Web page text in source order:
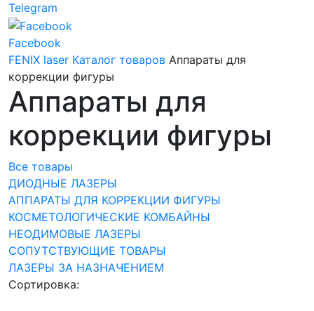
Telegram
Facebook
FENIX laser Каталог товаров Аппараты для
коррекции фигуры
Аппараты для
коррекции фигуры
Все товары
ДИОДНЫЕ ЛАЗЕРЫ
АППАРАТЫ ДЛЯ КОРРЕКЦИИ ФИГУРЫ
КОСМЕТОЛОГИЧЕСКИЕ КОМБАЙНЫ
НЕОДИМОВЫЕ ЛАЗЕРЫ
СОПУТСТВУЮЩИЕ ТОВАРЫ
ЛАЗЕРЫ ЗА НАЗНАЧЕНИЕМ
Сортировка: